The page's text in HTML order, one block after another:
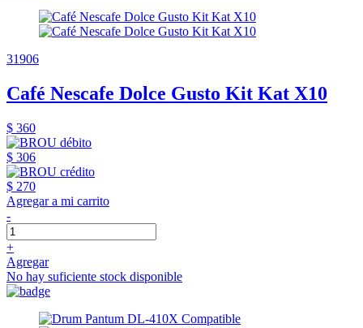
31906
Café Nescafe Dolce Gusto Kit Kat X10
$ 360
$ 306
$ 270
Agregar a mi carrito
-
+
Agregar
No hay suficiente stock disponible